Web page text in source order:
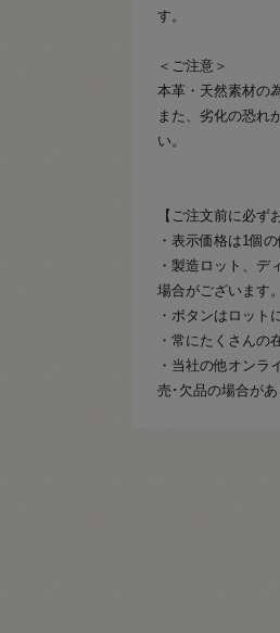
す。
＜ご注意＞
本革・天然素材の
また、劣化の恐れ
い。
【ご注文前に必ず
・表示価格は1個の
・製造ロット、デ
場合がございます。
・ボタンはロット
・常にたくさんの
・当社の他オンラ
売･欠品の場合があ